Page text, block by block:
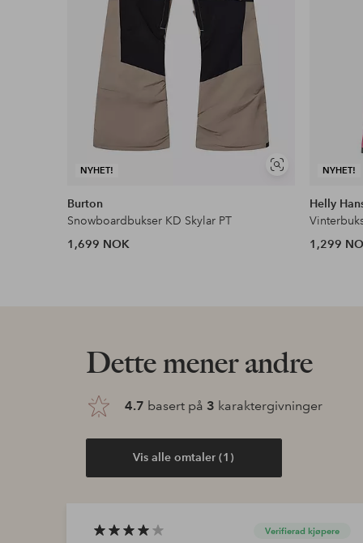
NYHET!
Vis
Burton
Snowboardbukser KD Skylar PT
1,699 NOK
NYHET!
Helly
1,299
Dette mener andre
4.7 basert på 3 karaktergivninger
Vis alle omtaler (1)
Verifierad kjøpere